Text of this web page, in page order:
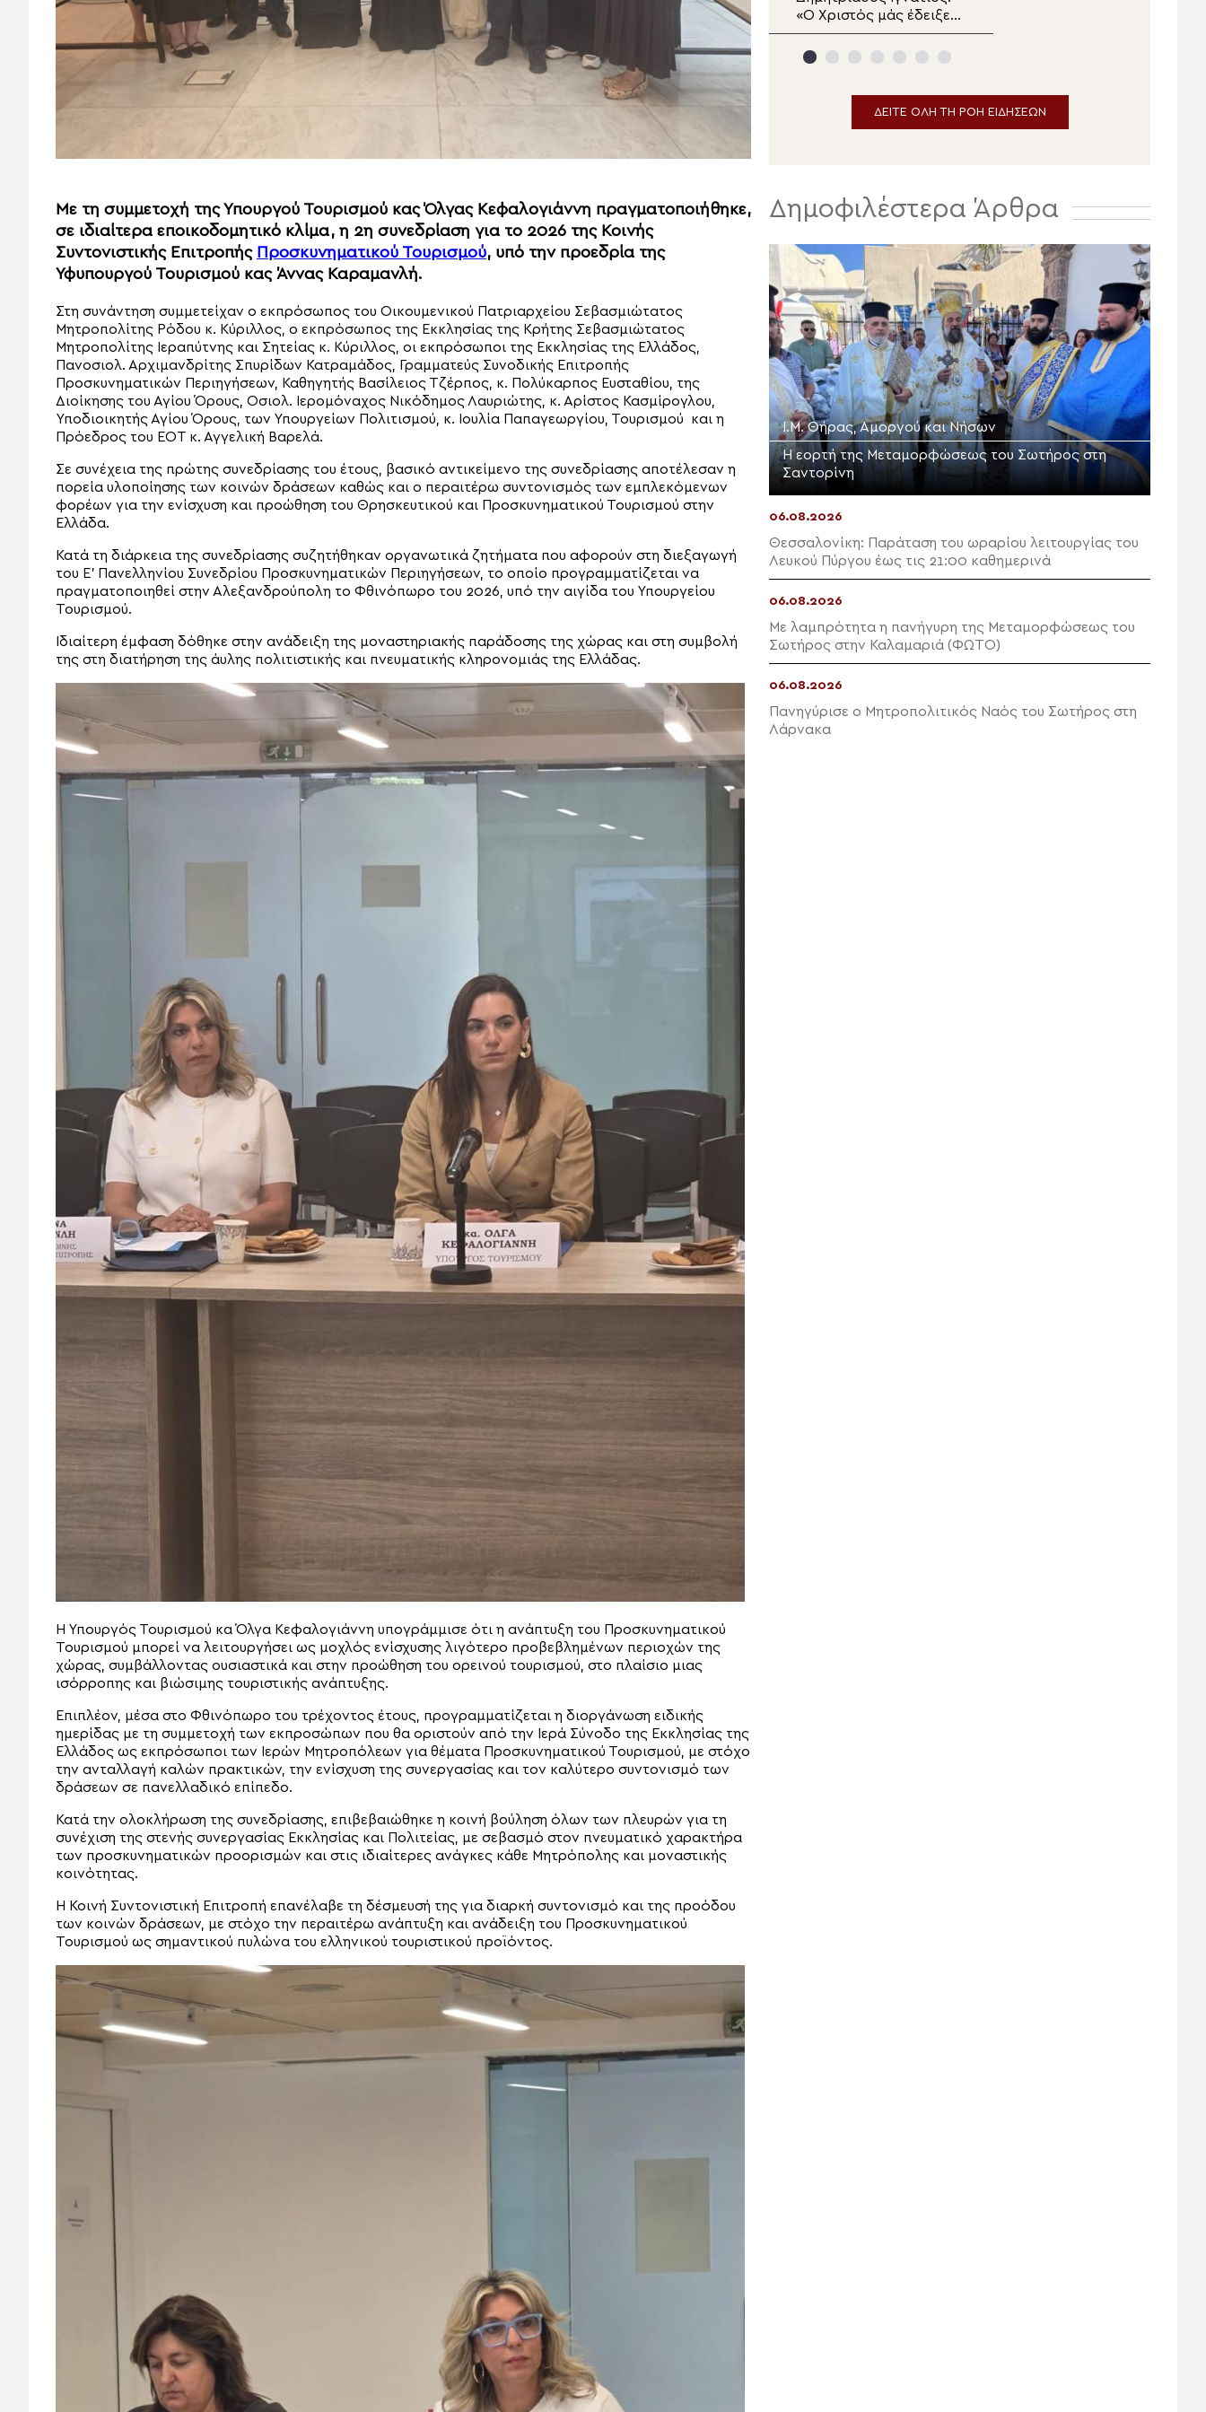
Με τη συμμετοχή της Υπουργού Τουρισμού κας Όλγας Κεφαλογιάννη πραγματοποιήθηκε,
σε ιδιαίτερα εποικοδομητικό κλίμα, η 2η συνεδρίαση για το 2026 της Κοινής
Συντονιστικής Επιτροπής Προσκυνηματικού Τουρισμού, υπό την προεδρία της
Υφυπουργού Τουρισμού κας Άννας Καραμανλή.
Στη συνάντηση συμμετείχαν ο εκπρόσωπος του Οικουμενικού Πατριαρχείου Σεβασμιώτατος
Μητροπολίτης Ρόδου κ. Κύριλλος, ο εκπρόσωπος της Εκκλησίας της Κρήτης Σεβασμιώτατος
Μητροπολίτης Ιεραπύτνης και Σητείας κ. Κύριλλος, οι εκπρόσωποι της Εκκλησίας της Ελλάδος,
Πανοσιολ. Αρχιμανδρίτης Σπυρίδων Κατραμάδος, Γραμματεύς Συνοδικής Επιτροπής
Προσκυνηματικών Περιηγήσεων, Καθηγητής Βασίλειος Τζέρπος, κ. Πολύκαρπος Ευσταθίου, της
Διοίκησης του Αγίου Όρους, Οσιολ. Ιερομόναχος Νικόδημος Λαυριώτης, κ. Αρίστος Κασμίρογλου,
Υποδιοικητής Αγίου Όρους, των Υπουργείων Πολιτισμού, κ. Ιουλία Παπαγεωργίου, Τουρισμού και η
Πρόεδρος του ΕΟΤ κ. Αγγελική Βαρελά.
Σε συνέχεια της πρώτης συνεδρίασης του έτους, βασικό αντικείμενο της συνεδρίασης αποτέλεσαν η
πορεία υλοποίησης των κοινών δράσεων καθώς και ο περαιτέρω συντονισμός των εμπλεκόμενων
φορέων για την ενίσχυση και προώθηση του Θρησκευτικού και Προσκυνηματικού Τουρισμού στην
Ελλάδα.
Κατά τη διάρκεια της συνεδρίασης συζητήθηκαν οργανωτικά ζητήματα που αφορούν στη διεξαγωγή
του Ε’ Πανελληνίου Συνεδρίου Προσκυνηματικών Περιηγήσεων, το οποίο προγραμματίζεται να
πραγματοποιηθεί στην Αλεξανδρούπολη το Φθινόπωρο του 2026, υπό την αιγίδα του Υπουργείου
Τουρισμού.
Ιδιαίτερη έμφαση δόθηκε στην ανάδειξη της μοναστηριακής παράδοσης της χώρας και στη συμβολή
της στη διατήρηση της άυλης πολιτιστικής και πνευματικής κληρονομιάς της Ελλάδας.
Η Υπουργός Τουρισμού κα Όλγα Κεφαλογιάννη υπογράμμισε ότι η ανάπτυξη του Προσκυνηματικού
Τουρισμού μπορεί να λειτουργήσει ως μοχλός ενίσχυσης λιγότερο προβεβλημένων περιοχών της
χώρας, συμβάλλοντας ουσιαστικά και στην προώθηση του ορεινού τουρισμού, στο πλαίσιο μιας
ισόρροπης και βιώσιμης τουριστικής ανάπτυξης.
Επιπλέον, μέσα στο Φθινόπωρο του τρέχοντος έτους, προγραμματίζεται η διοργάνωση ειδικής
ημερίδας με τη συμμετοχή των εκπροσώπων που θα οριστούν από την Ιερά Σύνοδο της Εκκλησίας της
Ελλάδος ως εκπρόσωποι των Ιερών Μητροπόλεων για θέματα Προσκυνηματικού Τουρισμού, με στόχο
την ανταλλαγή καλών πρακτικών, την ενίσχυση της συνεργασίας και τον καλύτερο συντονισμό των
δράσεων σε πανελλαδικό επίπεδο.
Κατά την ολοκλήρωση της συνεδρίασης, επιβεβαιώθηκε η κοινή βούληση όλων των πλευρών για τη
συνέχιση της στενής συνεργασίας Εκκλησίας και Πολιτείας, με σεβασμό στον πνευματικό χαρακτήρα
των προσκυνηματικών προορισμών και στις ιδιαίτερες ανάγκες κάθε Μητρόπολης και μοναστικής
κοινότητας.
Η Κοινή Συντονιστική Επιτροπή επανέλαβε τη δέσμευσή της για διαρκή συντονισμό και της προόδου
των κοινών δράσεων, με στόχο την περαιτέρω ανάπτυξη και ανάδειξη του Προσκυνηματικού
Τουρισμού ως σημαντικού πυλώνα του ελληνικού τουριστικού προϊόντος.
Pemptousia TV η εορτή
του Σωτήρος
των Αιγοσθένων
«Ο Χριστός μάς έδειξε
το μέλλον μας»
ΔΕΙΤΕ ΟΛΗ ΤΗ ΡΟΗ ΕΙΔΗΣΕΩΝ
Δημοφιλέστερα Άρθρα
Ι.Μ. Θήρας, Αμοργού και Νήσων
Η εορτή της Μεταμορφώσεως του Σωτήρος στη
Σαντορίνη
06.08.2026
Θεσσαλονίκη: Παράταση του ωραρίου λειτουργίας του
Λευκού Πύργου έως τις 21:00 καθημερινά
06.08.2026
Με λαμπρότητα η πανήγυρη της Μεταμορφώσεως του
Σωτήρος στην Καλαμαριά (ΦΩΤΟ)
06.08.2026
Πανηγύρισε ο Μητροπολιτικός Ναός του Σωτήρος στη
Λάρνακα